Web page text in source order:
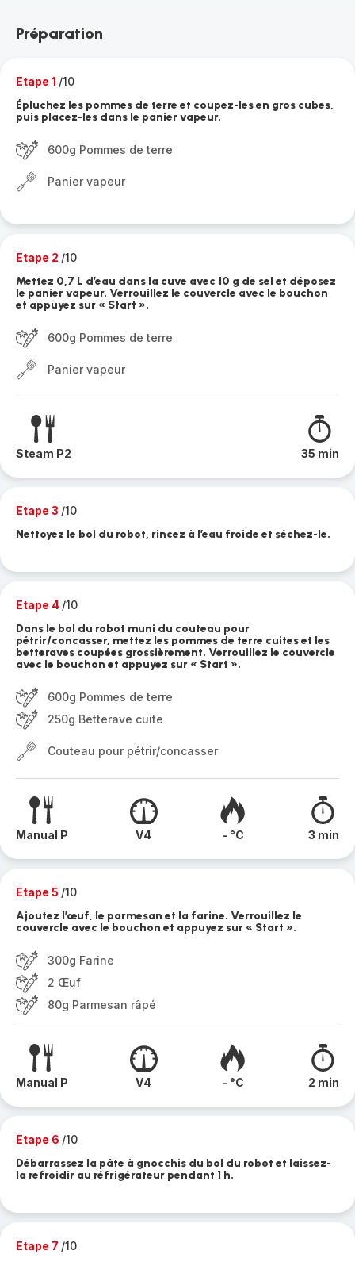
Préparation
Etape 1 /10
Épluchez les pommes de terre et coupez-les en gros cubes,
puis placez-les dans le panier vapeur.
600g Pommes de terre
Panier vapeur
Etape 2 /10
Mettez 0,7 L d’eau dans la cuve avec 10 g de sel et déposez
le panier vapeur. Verrouillez le couvercle avec le bouchon
et appuyez sur « Start ».
600g Pommes de terre
Panier vapeur
Steam P2 35 min
Etape 3 /10
Nettoyez le bol du robot, rincez à l’eau froide et séchez-le.
Etape 4 /10
Dans le bol du robot muni du couteau pour
pétrir/concasser, mettez les pommes de terre cuites et les
betteraves coupées grossièrement. Verrouillez le couvercle
avec le bouchon et appuyez sur « Start ».
600g Pommes de terre
250g Betterave cuite
Couteau pour pétrir/concasser
Manual P V4 - °C 3 min
Etape 5 /10
Ajoutez l’œuf, le parmesan et la farine. Verrouillez le
couvercle avec le bouchon et appuyez sur « Start ».
300g Farine
2 Œuf
80g Parmesan râpé
Manual P V4 - °C 2 min
Etape 6 /10
Débarrassez la pâte à gnocchis du bol du robot et laissez-
la refroidir au réfrigérateur pendant 1 h.
Etape 7 /10